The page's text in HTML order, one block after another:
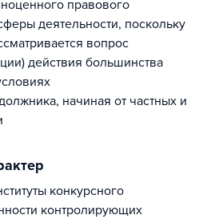
правового
деятельности, поскольку
вопрос
действия большинства
начиная от частных и
контролирующих